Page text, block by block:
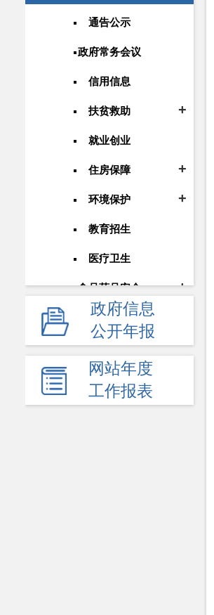
通告公示
政府常务会议
信用信息
扶贫救助
就业创业
住房保障
环境保护
教育招生
医疗卫生
食品药品安全
安全生产
价格和收费
新闻发布会
热点回应
政府信息
公开年报
网站年度
工作报表